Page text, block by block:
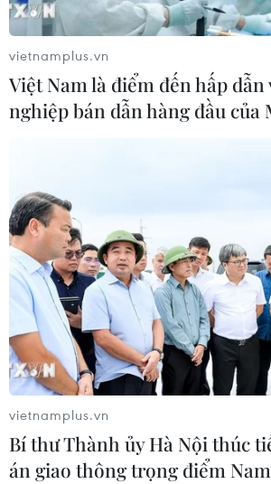
vietnamplus.vn
Việt Nam là điểm đến hấp dẫn
nghiệp bán dẫn hàng đầu của
vietnamplus.vn
Bí thư Thành ủy Hà Nội thúc
án giao thông trọng điểm